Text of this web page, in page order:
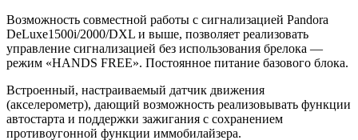
Возможность совместной работы с сигнализацией Pandora
DeLuxe1500i/2000/DXL и выше, позволяет реализовать
управление сигнализацией без использования брелока —
режим «HANDS FREE». Постоянное питание базового блока.
Встроенный, настраиваемый датчик движения
(акселерометр), дающий возможность реализовывать функции
автостарта и поддержки зажигания с сохранением
противоугонной функции иммобилайзера.